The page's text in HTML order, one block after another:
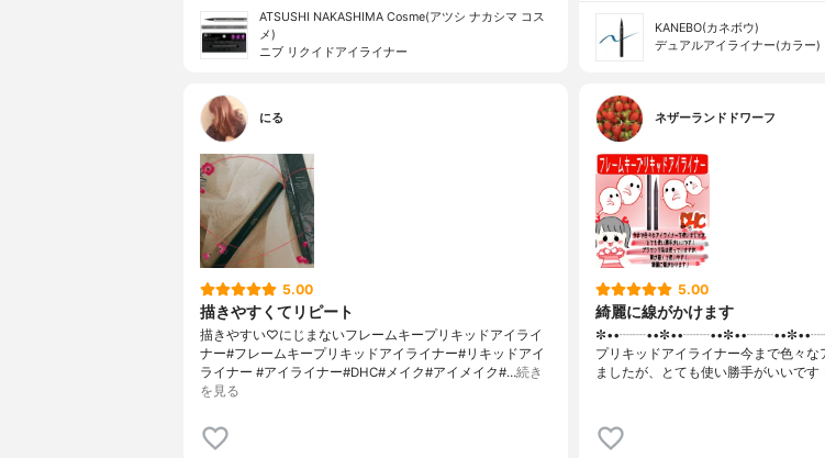
ATSUSHI NAKASHIMA Cosme(アツシ ナカシマ コス
メ)
ニブ リクイドアイライナー
KANEBO(カネボウ)
デュアルアイライナー(カラー)
にる
5.00
描きやすくてリピート
描きやすい♡にじまないフレームキープリキッドアイライ
ナー#フレームキープリキッドアイライナー#リキッドアイ
ライナー #アイライナー#DHC#メイク#アイメイク#…続き
を見る
ネザーランドドワーフ
5.00
綺麗に線がかけます
プリキッドアイライナー今まで色々な
ましたが、とても使い勝手がいいです